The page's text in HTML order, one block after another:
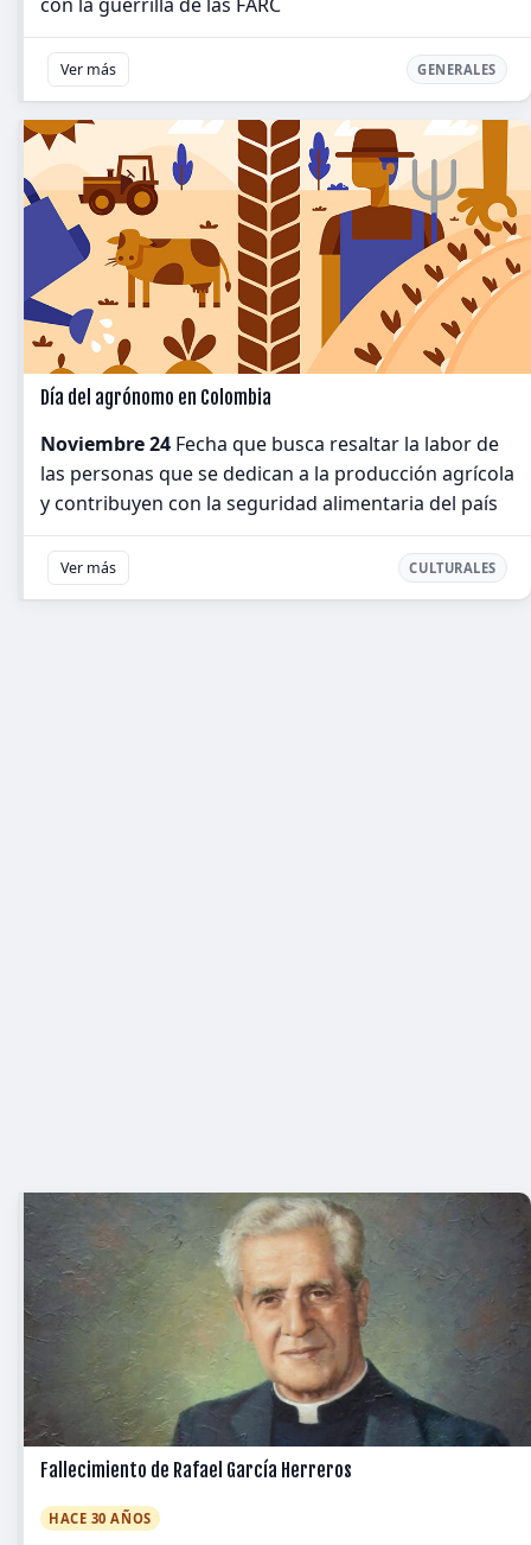
Ver más GENERALES
Día del agrónomo en Colombia
Noviembre 24 Fecha que busca resaltar la labor de
las personas que se dedican a la producción agrícola
y contribuyen con la seguridad alimentaria del país
Ver más CULTURALES
Fallecimiento de Rafael García Herreros
HACE 30 AÑOS